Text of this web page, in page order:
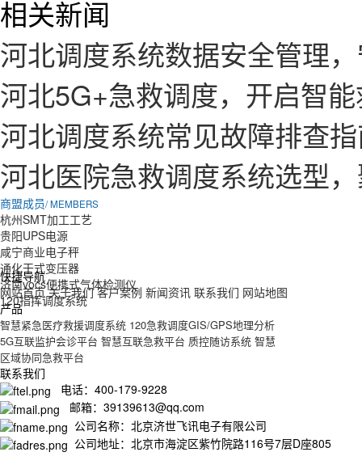
相关新闻
河北调度系统数据安全管理
河北5G+急救调度，开启智
河北调度系统常见故障排查
河北医院急救调度系统选型
商盟成员/ MEMBERS
杭州SMT加工工艺
贵阳UPS电源
咸宁商业电子秤
通化干式变压器
济南vocs便携式气体检测仪
120指挥调度系统
快捷导航
网站首页 关于我们 客户案例 新闻资讯 联系我们 网站地图
产品
智慧紧急医疗救援调度系统 120急救调度GIS/GPS地理分析
5G互联监护会诊平台 智慧互联急救平台 质控随访系统 智慧
区域协同急救平台
联系我们
电话：400-179-9228
邮箱：39139613@qq.com
公司名称：北京济世飞讯电子有限公司
公司地址：北京市海淀区紫竹院路116号7层D座805